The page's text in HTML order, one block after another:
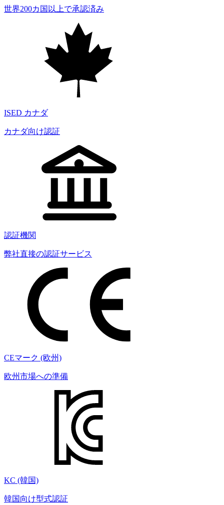
世界200カ国以上で承認済み
ISED カナダ
カナダ向け認証
認証機関
弊社直接の認証サービス
CEマーク (欧州)
欧州市場への準備
KC (韓国)
韓国向け型式認証